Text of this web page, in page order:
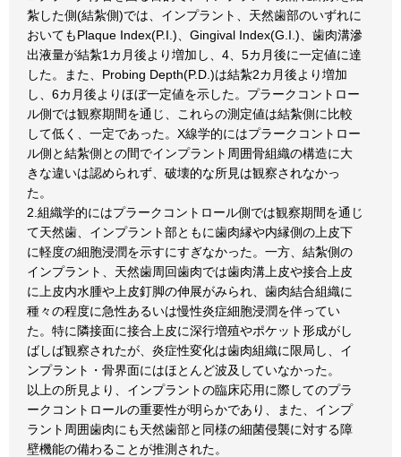
紮した側(結紮側)では、インプラント、天然歯部のいずれに
おいてもPlaque Index(P.I.)、Gingival Index(G.I.)、歯肉溝滲
出液量が結紮1カ月後より増加し、4、5カ月後に一定値に達
した。また、Probing Depth(P.D.)は結紮2カ月後より増加
し、6カ月後よりほぼ一定値を示した。プラークコントロー
ル側では観察期間を通じ、これらの測定値は結紮側に比較
して低く、一定であった。X線学的にはプラークコントロー
ル側と結紮側との間でインプラント周囲骨組織の構造に大
きな違いは認められず、破壊的な所見は観察されなかっ
た。
2.組織学的にはプラークコントロール側では観察期間を通じ
て天然歯、インプラント部ともに歯肉縁や内縁側の上皮下
に軽度の細胞浸潤を示すにすぎなかった。一方、結紮側の
インプラント、天然歯周回歯肉では歯肉溝上皮や接合上皮
に上皮内水腫や上皮釘脚の伸展がみられ、歯肉結合組織に
種々の程度に急性あるいは慢性炎症細胞浸潤を伴ってい
た。特に隣接面に接合上皮に深行増殖やポケット形成がし
ばしば観察されたが、炎症性変化は歯肉組織に限局し、イ
ンプラント・骨界面にはほとんど波及していなかった。
以上の所見より、インプラントの臨床応用に際してのプラ
ークコントロールの重要性が明らかであり、また、インプ
ラント周囲歯肉にも天然歯部と同様の細菌侵襲に対する障
壁機能の備わることが推測された。